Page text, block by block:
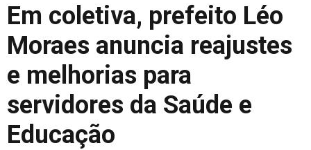
Em coletiva, prefeito Léo
Moraes anuncia reajustes
e melhorias para
servidores da Saúde e
Educação